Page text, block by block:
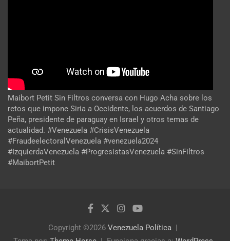
Maibort Petit Sin Filtros conversa con Hugo Acha sobre los
retos que impone Siria a Occidente, los acuerdos de Santiago
Peña, presidente de paraguay en Israel y otros temas de
actualidad. #Venezuela #CrisisVenezuela
#FraudeelectoralVenezuela #venezuela2024
#IzquierdaVenezuela #ProgresistasVenezuela #SinFiltros
#MaibortPetit
Copyright ©2026 Venezuela Política